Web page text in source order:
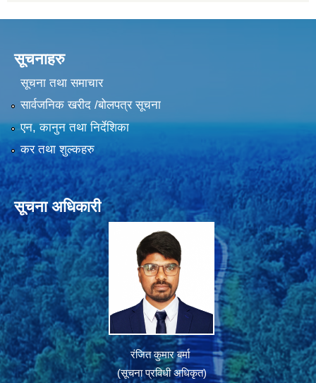
सूचनाहरु
सूचना तथा समाचार
सार्वजनिक खरीद /बोलपत्र सूचना
एन, कानुन तथा निर्देशिका
कर तथा शुल्कहरु
सूचना अधिकारी
रंजित कुमार बर्मा
(सूचना प्रविधी अधिकृत)